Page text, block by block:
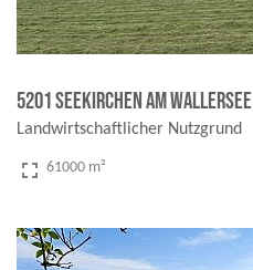
5201 Seekirchen am Wallersee
Landwirtschaftlicher Nutzgrund
fullscreen 61000 m²